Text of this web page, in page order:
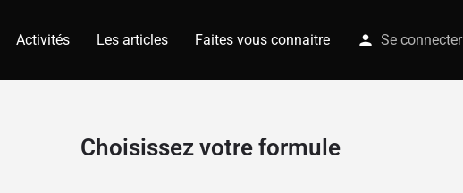
Activités Les articles Faites vous connaitre Se connecter
Choisissez votre formule